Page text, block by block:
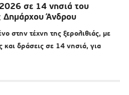
σε 14 νησιά του
Δημάρχου Άνδρου
στην τέχνη της ξερολιθιάς, με
και δράσεις σε 14 νησιά, για